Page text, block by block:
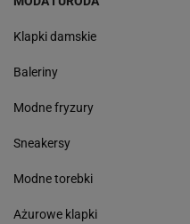
Klapki damskie
Baleriny
Modne fryzury
Sneakersy
Modne torebki
Ażurowe klapki